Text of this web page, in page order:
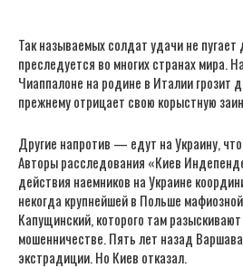
Так называемых солдат удачи не
преследуется во многих странах мира.
Чиаппалоне на родине в Италии грозит
прежнему отрицает свою корыстную
Другие напротив — едут на Украину,
Авторы расследования «Киев
действия наемников на Украине
некогда крупнейшей в Польше
Капущинский, которого там
мошенничестве. Пять лет назад
экстрадиции. Но Киев отказал.